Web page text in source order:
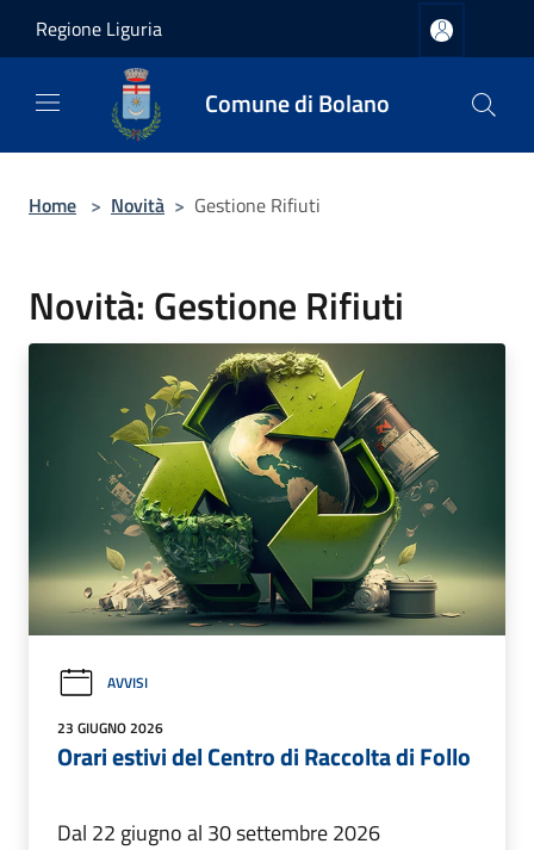
Regione Liguria
Comune di Bolano
Home > Novità > Gestione Rifiuti
Novità: Gestione Rifiuti
AVVISI
23 GIUGNO 2026
Orari estivi del Centro di Raccolta di Follo
Dal 22 giugno al 30 settembre 2026